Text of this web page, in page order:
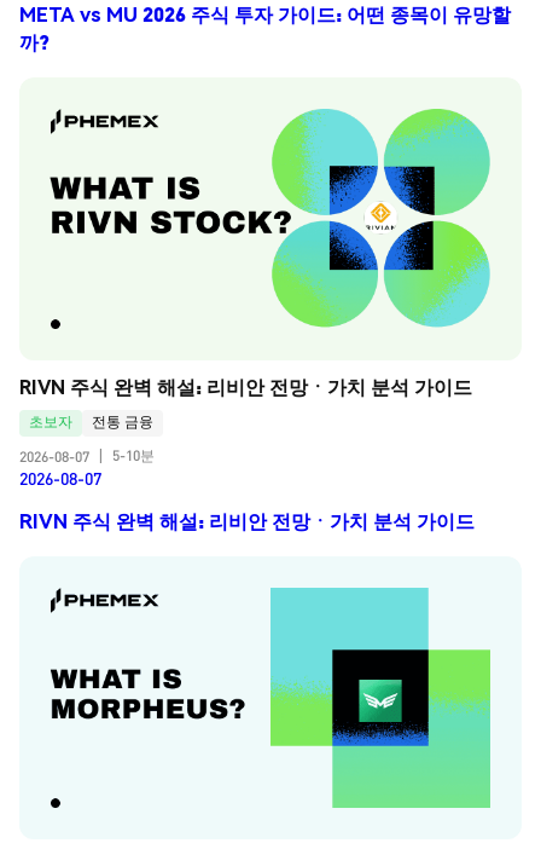
META vs MU 2026 주식 투자 가이드: 어떤 종목이 유망할
까?
RIVN 주식 완벽 해설: 리비안 전망ㆍ가치 분석 가이드
초보자
전통 금융
2026-08-07
5-10분
2026-08-07
RIVN 주식 완벽 해설: 리비안 전망ㆍ가치 분석 가이드